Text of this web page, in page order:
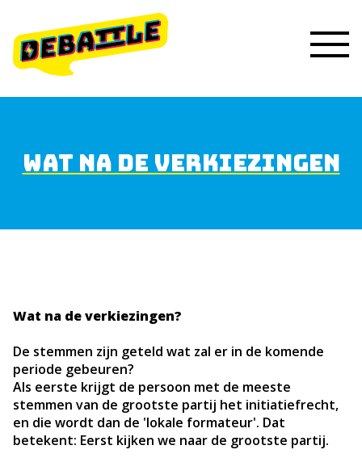
WAT NA DE VERKIEZINGEN
Wat na de verkiezingen?
De stemmen zijn geteld wat zal er in de komende
periode gebeuren?
Als eerste krijgt de persoon met de meeste
stemmen van de grootste partij het initiatiefrecht,
en die wordt dan de 'lokale formateur'. Dat
betekent: Eerst kijken we naar de grootste partij.